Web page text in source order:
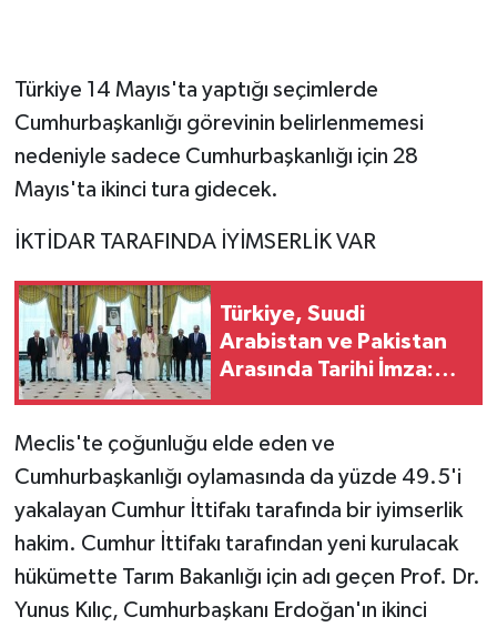
Türkiye 14 Mayıs'ta yaptığı seçimlerde
Cumhurbaşkanlığı görevinin belirlenmemesi
nedeniyle sadece Cumhurbaşkanlığı için 28
Mayıs'ta ikinci tura gidecek.
İKTİDAR TARAFINDA İYİMSERLİK VAR
Türkiye, Suudi
Arabistan ve Pakistan
Arasında Tarihi İmza:
Meclis'te çoğunluğu elde eden ve
Cumhurbaşkanlığı oylamasında da yüzde 49.5'i
yakalayan Cumhur İttifakı tarafında bir iyimserlik
hakim. Cumhur İttifakı tarafından yeni kurulacak
hükümette Tarım Bakanlığı için adı geçen Prof. Dr.
Yunus Kılıç, Cumhurbaşkanı Erdoğan'ın ikinci